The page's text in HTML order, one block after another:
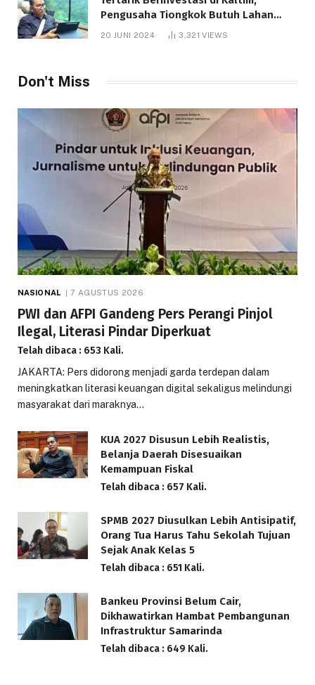
Pengusaha Tiongkok Butuh Lahan
1.000 Hektare
20 JUNI 2024 3,321VIEWS
Don't Miss
NASIONAL 7 AGUSTUS 2026
PWI dan AFPI Gandeng Pers Perangi Pinjol
Ilegal, Literasi Pindar Diperkuat
Telah dibaca : 653 Kali.
JAKARTA: Pers didorong menjadi garda terdepan dalam
meningkatkan literasi keuangan digital sekaligus melindungi
masyarakat dari maraknya…
KUA 2027 Disusun Lebih Realistis,
Belanja Daerah Disesuaikan
Kemampuan Fiskal
Telah dibaca : 657 Kali.
SPMB 2027 Diusulkan Lebih Antisipatif,
Orang Tua Harus Tahu Sekolah Tujuan
Sejak Anak Kelas 5
Telah dibaca : 651 Kali.
Bankeu Provinsi Belum Cair,
Dikhawatirkan Hambat Pembangunan
Infrastruktur Samarinda
Telah dibaca : 649 Kali.